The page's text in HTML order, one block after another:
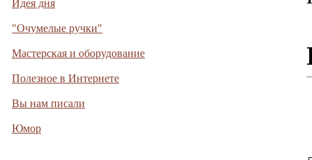
Идея дня
"Очумелые ручки"
Мастерская и оборудование
Полезное в Интернете
Вы нам писали
Юмор